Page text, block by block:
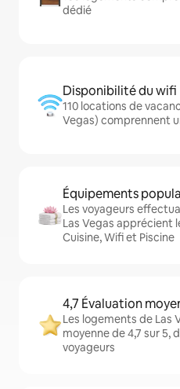
dédié
Disponibilité du wifi
110 locations de
Vegas) comprennent
Équipements
Les voyageurs
Las Vegas apprécient
Cuisine, Wifi et Piscine
4,7 Évaluation
Les logements de Las
moyenne de 4,7 sur 5,
voyageurs